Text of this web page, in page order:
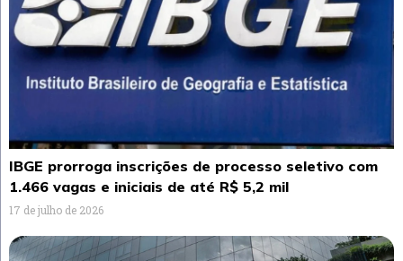
IBGE prorroga inscrições de processo seletivo com
1.466 vagas e iniciais de até R$ 5,2 mil
17 de julho de 2026